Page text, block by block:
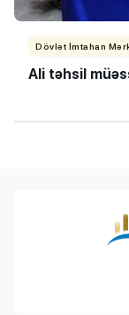
Dövlət İmtahan
Ali təhsil